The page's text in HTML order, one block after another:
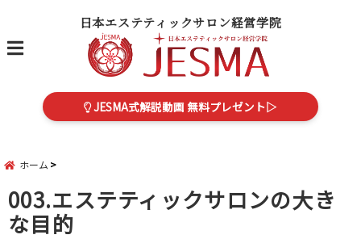
日本エステティックサロン経営学院
menu
JESMA式解説動画 無料プレゼント▷
ホーム
003.エステティックサロンの大き
な目的